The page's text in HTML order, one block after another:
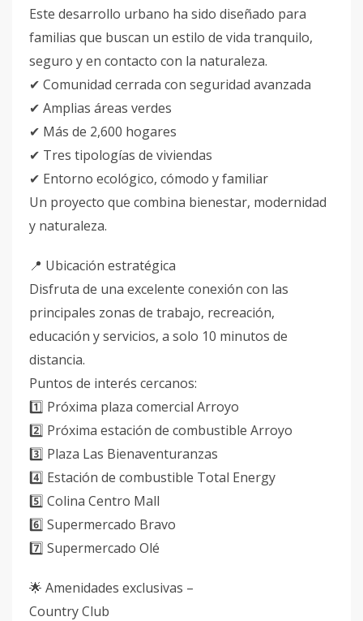
Este desarrollo urbano ha sido diseñado para
familias que buscan un estilo de vida tranquilo,
seguro y en contacto con la naturaleza.
✔ Comunidad cerrada con seguridad avanzada
✔ Amplias áreas verdes
✔ Más de 2,600 hogares
✔ Tres tipologías de viviendas
✔ Entorno ecológico, cómodo y familiar
Un proyecto que combina bienestar, modernidad
y naturaleza.
📍 Ubicación estratégica
Disfruta de una excelente conexión con las
principales zonas de trabajo, recreación,
educación y servicios, a solo 10 minutos de
distancia.
Puntos de interés cercanos:
1️⃣ Próxima plaza comercial Arroyo
2️⃣ Próxima estación de combustible Arroyo
3️⃣ Plaza Las Bienaventuranzas
4️⃣ Estación de combustible Total Energy
5️⃣ Colina Centro Mall
6️⃣ Supermercado Bravo
7️⃣ Supermercado Olé
🌟 Amenidades exclusivas –
Country Club